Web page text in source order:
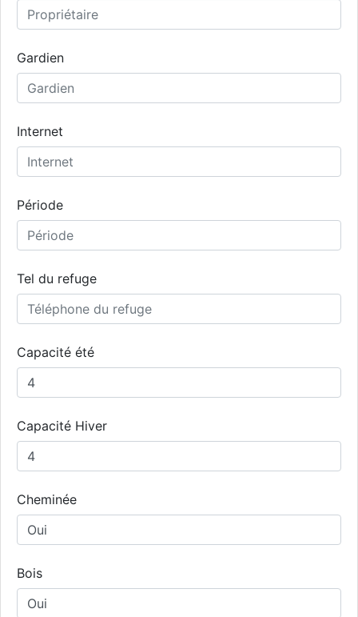
Gardien
Internet
Période
Tel du refuge
Capacité été
Capacité Hiver
Cheminée
Bois